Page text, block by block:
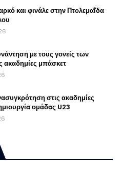
και φινάλε στην Πτολεμαΐδα
με τους γονείς των
ακαδημίες μπάσκετ
στις ακαδημίες
ομάδας U23